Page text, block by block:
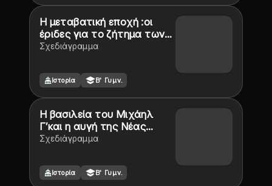
Η μεταβατική εποχή :οι
έριδες για το ζήτημα των
εικόνων
Σχεδιάγραμμα
Ιστορία Β' Γυμν.
Η βασιλεία του Μιχάηλ
Γ’και η αυγή της Νέας
εποχής
Σχεδιάγραμμα
Ιστορία Β' Γυμν.